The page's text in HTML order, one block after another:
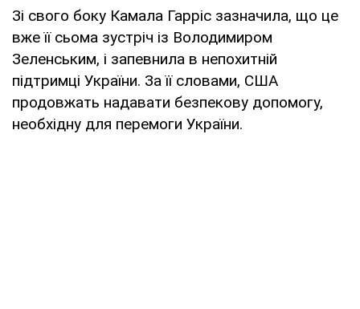
Зі свого боку Камала Гарріс зазначила, що це
вже її сьома зустріч із Володимиром
Зеленським, і запевнила в непохитній
підтримці України. За її словами, США
продовжать надавати безпекову допомогу,
необхідну для перемоги України.